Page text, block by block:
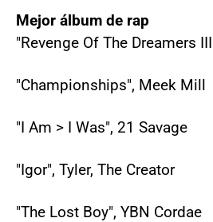
Mejor álbum de rap
"Revenge Of The Dreamers
"Championships", Meek Mill
"I Am > I Was", 21 Savage
"Igor", Tyler, The Creator
"The Lost Boy", YBN Cordae